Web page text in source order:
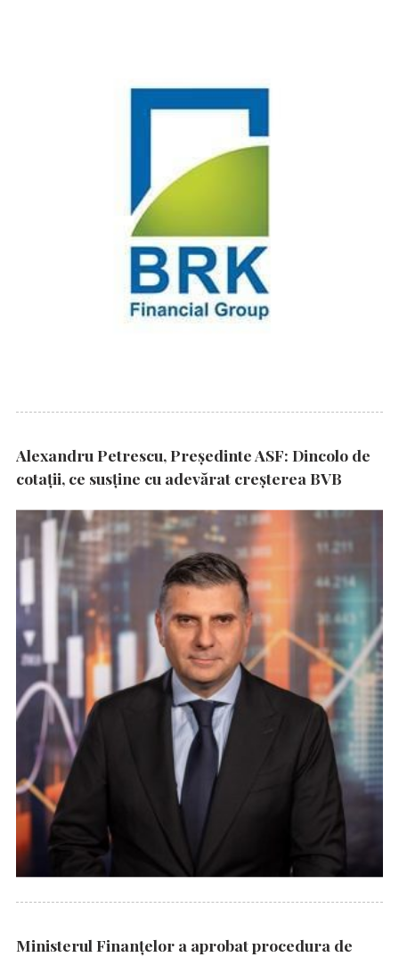
Alexandru Petrescu, Președinte ASF: Dincolo de
cotații, ce susține cu adevărat creșterea BVB
Ministerul Finanțelor a aprobat procedura de